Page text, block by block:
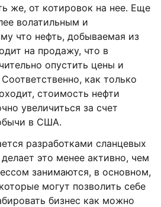
же, от котировок на нее. Еще
волатильным и
что нефть, добываемая из
на продажу, что в
опустить цены и
как только
стоимость нефти
увеличиться за счет
в США.
разработками сланцевых
это менее активно, чем
занимаются, в основном,
могут позволить себе
бизнес как можно